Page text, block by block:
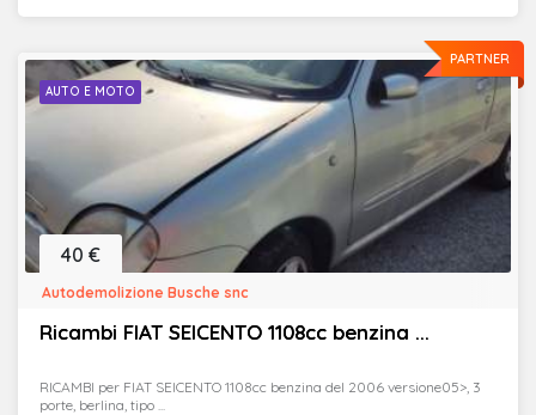
PARTNER
AUTO E MOTO
Ricambi FIAT SEICENTO 1108cc benzina ...
40 €
Autodemolizione Busche snc
RICAMBI per FIAT SEICENTO 1108cc benzina del 2006 versione05>, 3
porte, berlina, tipo ...